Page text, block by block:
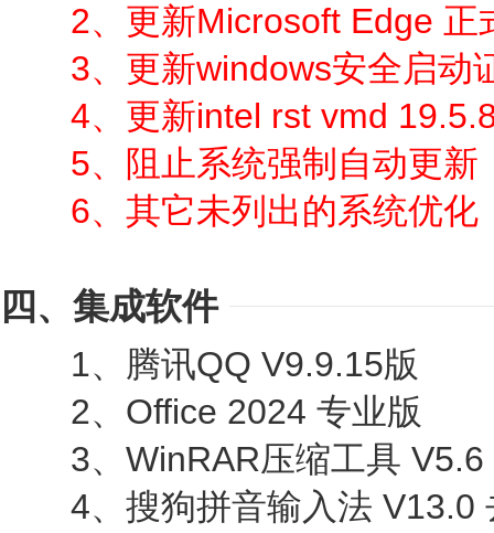
2、更新Microsoft Edge
3、更新windows安全启动
4、更新intel rst vmd
5、阻止系统强制自动更
6、其它未列出的系统优化
四、集成软件
1、腾讯QQ V9.9.15版
2、Office 2024 专业版
3、WinRAR压缩工具 V5.6
4、搜狗拼音输入法 V13.0